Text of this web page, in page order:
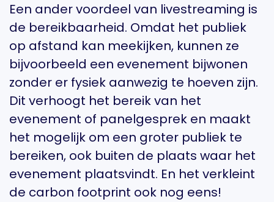
Een ander voordeel van livestreaming is
de bereikbaarheid. Omdat het publiek
op afstand kan meekijken, kunnen ze
bijvoorbeeld een evenement bijwonen
zonder er fysiek aanwezig te hoeven zijn.
Dit verhoogt het bereik van het
evenement of panelgesprek en maakt
het mogelijk om een ​​groter publiek te
bereiken, ook buiten de plaats waar het
evenement plaatsvindt. En het verkleint
de carbon footprint ook nog eens!